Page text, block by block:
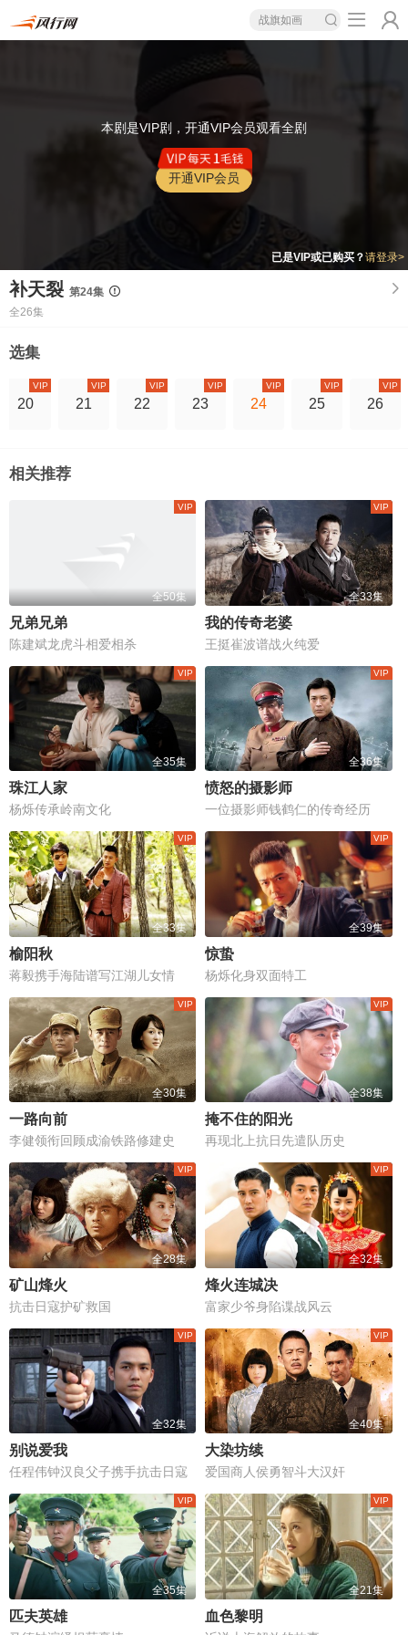
战旗如画
本剧是VIP剧，开通VIP会员观看全剧
开通VIP会员
已是VIP或已购买？请登录>
补天裂 第24集
全26集
选集
20
VIP
21
VIP
22
VIP
23
VIP
24
VIP
25
VIP
26
VIP
相关推荐
全50集
兄弟兄弟
陈建斌龙虎斗相爱相杀
全33集
我的传奇老婆
王挺崔波谱战火纯爱
全35集
珠江人家
杨烁传承岭南文化
全36集
愤怒的摄影师
一位摄影师钱鹤仁的传奇经历
全33集
榆阳秋
蒋毅携手海陆谱写江湖儿女情
全39集
惊蛰
杨烁化身双面特工
全30集
一路向前
李健领衔回顾成渝铁路修建史
全38集
掩不住的阳光
再现北上抗日先遣队历史
全28集
矿山烽火
抗击日寇护矿救国
全32集
烽火连城决
富家少爷身陷谍战风云
全32集
别说爱我
任程伟钟汉良父子携手抗击日寇
全40集
大染坊续
爱国商人侯勇智斗大汉奸
全35集
匹夫英雄
全21集
血色黎明